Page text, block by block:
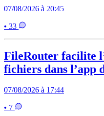
07/08/2026 à 20:45
• 33
FileRouter facilite
fichiers dans l’app
07/08/2026 à 17:44
• 7